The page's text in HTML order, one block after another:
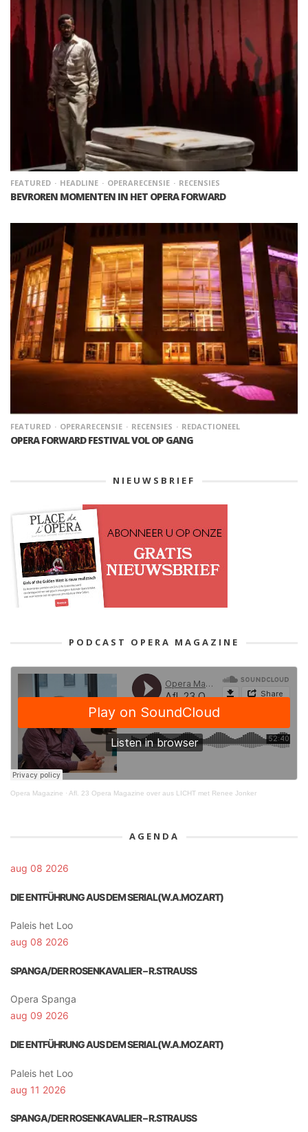
FEATURED HEADLINE OPERARECENSIE RECENSIES
BEVROREN MOMENTEN IN HET OPERA FORWARD
FEATURED OPERARECENSIE RECENSIES REDACTIONEEL
OPERA FORWARD FESTIVAL VOL OP GANG
NIEUWSBRIEF
PODCAST OPERA MAGAZINE
Opera Magazine · Afl. 23 Opera Magazine over aus LICHT met Renee Jonker
AGENDA
aug 08 2026
DIE ENTFÜHRUNG AUS DEM SERIAL(W.A.MOZART)
Paleis het Loo
aug 08 2026
SPANGA/DER ROSENKAVALIER – R.STRAUSS
Opera Spanga
aug 09 2026
DIE ENTFÜHRUNG AUS DEM SERIAL(W.A.MOZART)
Paleis het Loo
aug 11 2026
SPANGA/DER ROSENKAVALIER – R.STRAUSS